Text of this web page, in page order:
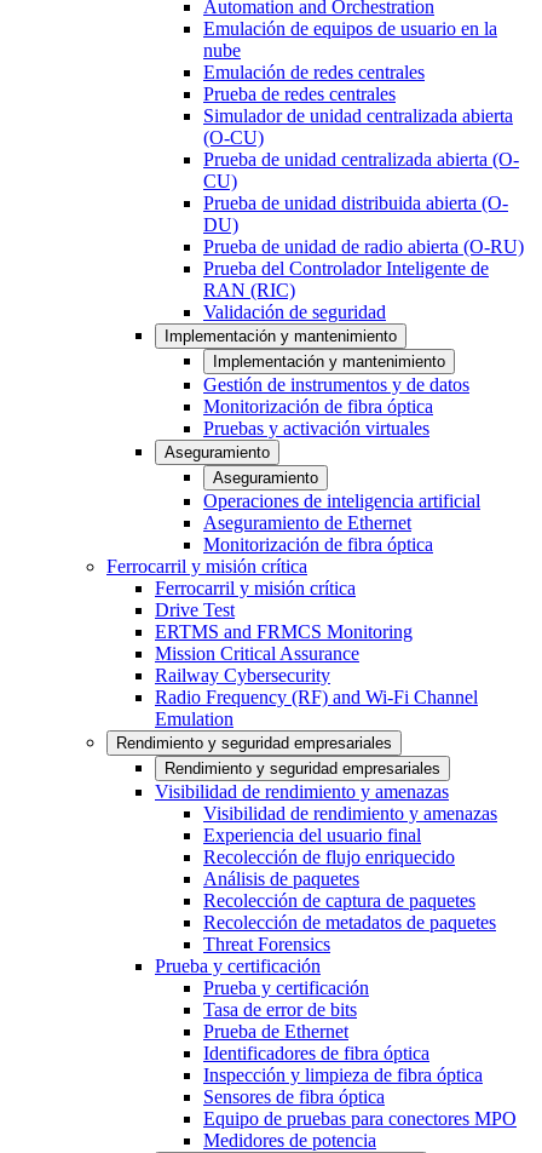
Automation and Orchestration
Emulación de equipos de usuario en la
nube
Emulación de redes centrales
Prueba de redes centrales
Simulador de unidad centralizada abierta
(O-CU)
Prueba de unidad centralizada abierta (O-
CU)
Prueba de unidad distribuida abierta (O-
DU)
Prueba de unidad de radio abierta (O-RU)
Prueba del Controlador Inteligente de
RAN (RIC)
Validación de seguridad
Implementación y mantenimiento
Implementación y mantenimiento
Gestión de instrumentos y de datos
Monitorización de fibra óptica
Pruebas y activación virtuales
Aseguramiento
Aseguramiento
Operaciones de inteligencia artificial
Aseguramiento de Ethernet
Monitorización de fibra óptica
Ferrocarril y misión crítica
Ferrocarril y misión crítica
Drive Test
ERTMS and FRMCS Monitoring
Mission Critical Assurance
Railway Cybersecurity
Radio Frequency (RF) and Wi-Fi Channel
Emulation
Rendimiento y seguridad empresariales
Rendimiento y seguridad empresariales
Visibilidad de rendimiento y amenazas
Visibilidad de rendimiento y amenazas
Experiencia del usuario final
Recolección de flujo enriquecido
Análisis de paquetes
Recolección de captura de paquetes
Recolección de metadatos de paquetes
Threat Forensics
Prueba y certificación
Prueba y certificación
Tasa de error de bits
Prueba de Ethernet
Identificadores de fibra óptica
Inspección y limpieza de fibra óptica
Sensores de fibra óptica
Equipo de pruebas para conectores MPO
Medidores de potencia